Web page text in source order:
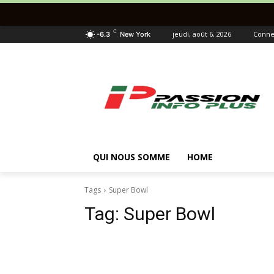
-6.3 C New York jeudi, août 6, 2026
QUI NOUS SOMME HOME
Tags Super Bowl
Tag: Super Bowl